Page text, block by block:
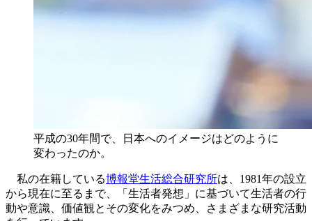
平成の30年間で、日本へのイメージはどのように
変わったのか。
私の在籍している博報堂生活総合研究所は、1981年の設立
から現在に至るまで、「生活者発想」に基づいて生活者の行
動や意識、価値観とその変化をみつめ、さまざまな研究活動